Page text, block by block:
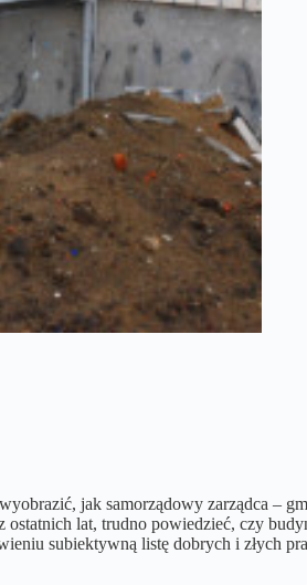
jak samorządowy zarządca –
lat, trudno powiedzieć, czy
subiektywną listę dobrych i złych